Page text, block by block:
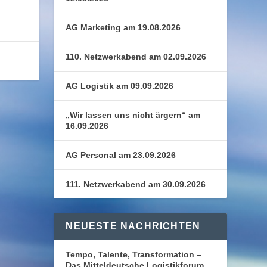
AG Marketing am 19.08.2026
110. Netzwerkabend am 02.09.2026
AG Logistik am 09.09.2026
„Wir lassen uns nicht ärgern“ am
16.09.2026
AG Personal am 23.09.2026
111. Netzwerkabend am 30.09.2026
NEUESTE NACHRICHTEN
Tempo, Talente, Transformation –